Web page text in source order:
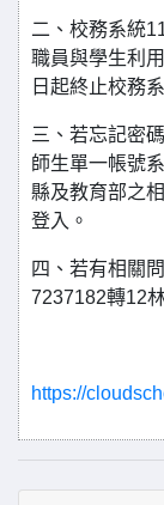
二、校務系統
職員與學生利
日起終止校務
三、若忘記密
師生單一帳號
縣及教育部之
登入。
四、若有相關
7237182轉12
https://